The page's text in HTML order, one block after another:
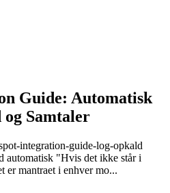
Guide: Automatisk
Samtaler
integration-guide-log-opkald
automatisk "Hvis det ikke står i
er mantraet i enhver mo...